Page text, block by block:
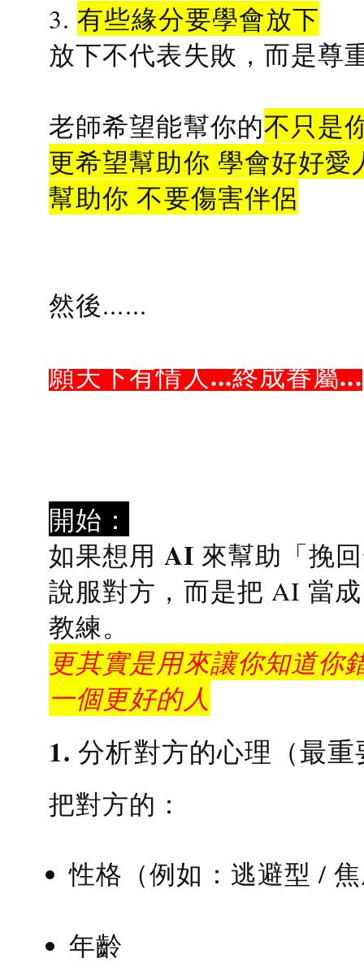
3.有些緣分要學會放下
放下不代表失敗，而是尊
老師希望能幫你的不只是
更希望幫助你 學會好好愛
幫助你 不要傷害伴侶
然後......
願天下有情人...終成眷屬...
開始：
如果想用 AI 來幫助「挽
說服對方，而是把 AI 當
教練。
更其實是用來讓你知道你
一個更好的人
1. 分析對方的心理（最
把對方的：
性格（例如：逃避型 /
年齡